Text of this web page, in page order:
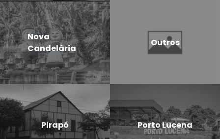
Nova
Candelária
Outros
Pirapó Porto Lucena